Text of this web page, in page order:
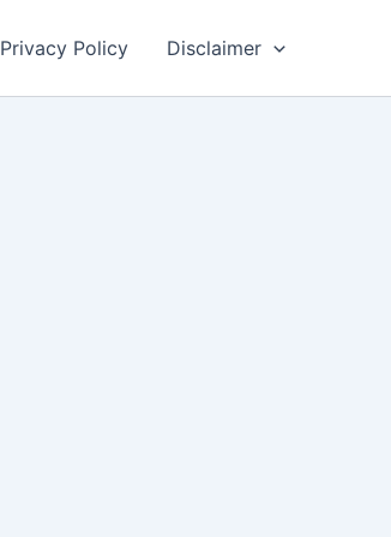
Privacy Policy Disclaimer